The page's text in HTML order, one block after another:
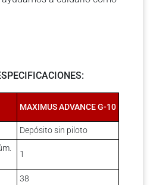
MAXIMUS ADVANCE G-10
Depósito sin piloto
1
38